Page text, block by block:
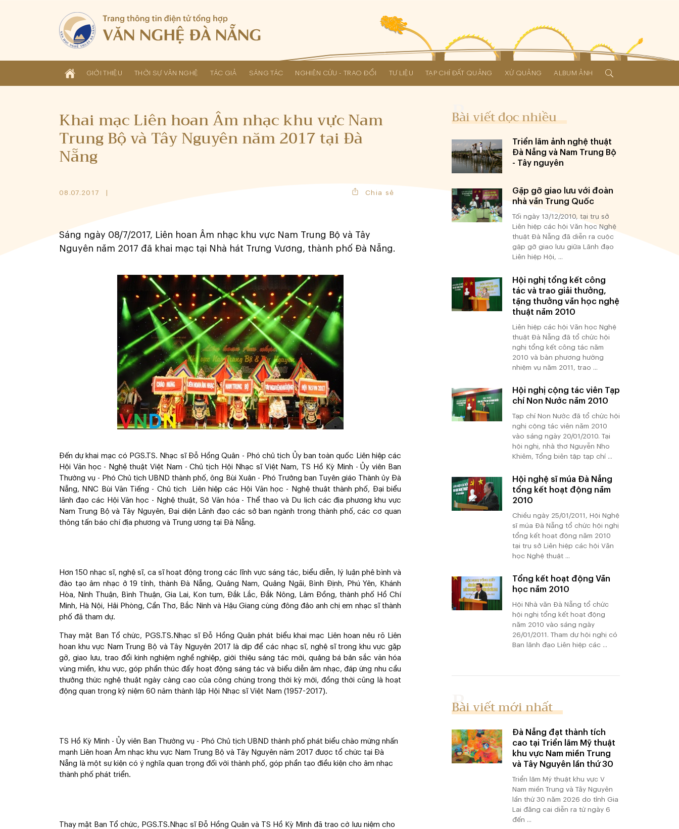
GIỚI THIỆU THỜI SỰ VĂN NGHỆ TÁC GIẢ SÁNG TÁC NGHIÊN CỨU - TRAO ĐỔI TƯ LIỆU TẠP CHÍ ĐẤT QUẢNG XỨ QUẢNG ALBUM ẢNH
Khai mạc Liên hoan Âm nhạc khu vực Nam
Trung Bộ và Tây Nguyên năm 2017 tại Đà
Nẵng
08.07.2017 Chia sẻ
Sáng ngày 08/7/2017, Liên hoan Âm nhạc khu vực Nam Trung Bộ và Tây
Nguyên năm 2017 đã khai mạc tại Nhà hát Trưng Vương, thành phố Đà Nẵng.
Đến dự khai mạc có PGS.TS. Nhạc sĩ Đỗ Hồng Quân - Phó chủ tịch Ủy ban toàn quốc Liên hiệp các
Hội Văn học - Nghệ thuật Việt Nam - Chủ tịch Hội Nhạc sĩ Việt Nam, TS Hồ Kỳ Minh - Ủy viên Ban
Thường vụ - Phó Chủ tịch UBND thành phố, ông Bùi Xuân - Phó Trưởng ban Tuyên giáo Thành ủy Đà
Nẵng, NNC Bùi Văn Tiếng - Chủ tịch Liên hiệp các Hội Văn học - Nghệ thuật thành phố, Đại biểu
lãnh đạo các Hội Văn học - Nghệ thuật, Sở Văn hóa - Thể thao và Du lịch các địa phương khu vực
Nam Trung Bộ và Tây Nguyên, Đại diện Lãnh đạo các sở ban ngành trong thành phố, các cơ quan
thông tấn báo chí địa phương và Trung ương tại Đà Nẵng.
Hơn 150 nhạc sĩ, nghệ sĩ, ca sĩ hoạt động trong các lĩnh vực sáng tác, biểu diễn, lý luận phê bình và
đào tạo âm nhạc ở 19 tỉnh, thành Đà Nẵng, Quảng Nam, Quảng Ngãi, Bình Định, Phú Yên, Khánh
Hòa, Ninh Thuận, Bình Thuận, Gia Lai, Kon tum, Đắk Lắc, Đắk Nông, Lâm Đồng, thành phố Hồ Chí
Minh, Hà Nội, Hải Phòng, Cần Thơ, Bắc Ninh và Hậu Giang cùng đông đảo anh chị em nhạc sĩ thành
phố đã tham dự.
Thay mặt Ban Tổ chức, PGS.TS.Nhạc sĩ Đỗ Hồng Quân phát biểu khai mạc Liên hoan nêu rõ Liên
hoan khu vực Nam Trung Bộ và Tây Nguyên 2017 là dịp để các nhạc sĩ, nghệ sĩ trong khu vực gặp
gỡ, giao lưu, trao đổi kinh nghiệm nghề nghiệp, giới thiệu sáng tác mới, quảng bá bản sắc văn hóa
vùng miền, khu vực, góp phần thúc đẩy hoạt động sáng tác và biểu diễn âm nhạc, đáp ứng nhu cầu
thưởng thức nghệ thuật ngày càng cao của công chúng trong thời kỳ mới, đồng thời cũng là hoạt
động quan trọng kỷ niệm 60 năm thành lập Hội Nhạc sĩ Việt Nam (1957-2017).
TS Hồ Kỳ Minh - Ủy viên Ban Thường vụ - Phó Chủ tịch UBND thành phố phát biểu chào mừng nhấn
mạnh Liên hoan Âm nhạc khu vực Nam Trung Bộ và Tây Nguyên năm 2017 được tổ chức tại Đà
Nẵng là một sự kiện có ý nghĩa quan trọng đối với thành phố, góp phần tạo điều kiện cho âm nhạc
thành phố phát triển.
Thay mặt Ban Tổ chức, PGS.TS.Nhạc sĩ Đỗ Hồng Quân và TS Hồ Kỳ Minh đã trao cờ lưu niệm cho
Bài viết đọc nhiều
Triển lãm ảnh nghệ thuật
Đà Nẵng và Nam Trung Bộ
- Tây nguyên
Gặp gỡ giao lưu với đoàn
nhà văn Trung Quốc
Tối ngày 13/12/2010, tại trụ sở
Liên hiệp các hội Văn học Nghệ
thuật Đà Nẵng đã diễn ra cuộc
gặp gỡ giao lưu giữa Lãnh đạo
Liên hiệp Hội, ...
Hội nghị tổng kết công
tác và trao giải thưởng,
tặng thưởng văn học nghệ
thuật năm 2010
Liên hiệp các hội Văn học Nghệ
thuật Đà Nẵng đã tổ chức hội
nghị tổng kết công tác năm
2010 và bàn phương hướng
nhiệm vụ năm 2011, trao ...
Hội nghị cộng tác viên Tạp
chí Non Nước năm 2010
Tạp chí Non Nước đã tổ chức hội
nghị cộng tác viên năm 2010
vào sáng ngày 20/01/2010. Tại
hội nghị, nhà thơ Nguyễn Nho
Khiêm, Tổng biên tập tạp chí ...
Hội nghệ sĩ múa Đà Nẵng
tổng kết hoạt động năm
2010
Chiều ngày 25/01/2011, Hội Nghệ
sĩ múa Đà Nẵng tổ chức hội nghị
tổng kết hoạt động năm 2010
tại trụ sở Liên hiệp các hội Văn
học Nghệ thuật ...
Tổng kết hoạt động Văn
học năm 2010
Hội Nhà văn Đà Nẵng tổ chức
hội nghị tổng kết hoạt động
năm 2010 vào sáng ngày
26/01/2011. Tham dự hội nghị có
Ban lãnh đạo Liên hiệp các ...
Bài viết mới nhất
Đà Nẵng đạt thành tích
cao tại Triển lãm Mỹ thuật
khu vực Nam miền Trung
và Tây Nguyên lần thứ 30
Triển lãm Mỹ thuật khu vực V
Nam miền Trung và Tây Nguyên
lần thứ 30 năm 2026 do tỉnh Gia
Lai đăng cai diễn ra từ ngày 6
đến ...